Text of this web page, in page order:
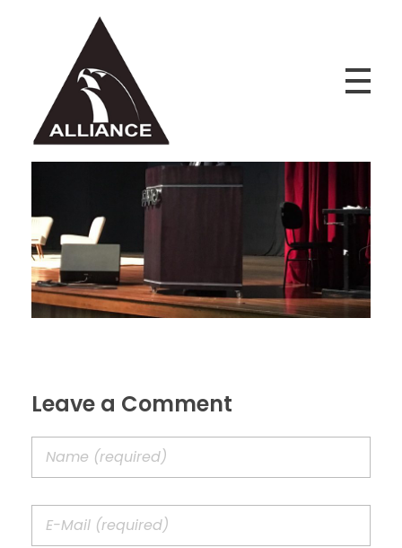
Alliance Jiu Jitsu Fortaleza
Equipe Alliance Jiu Jitsu Fortaleza
Leave a Comment